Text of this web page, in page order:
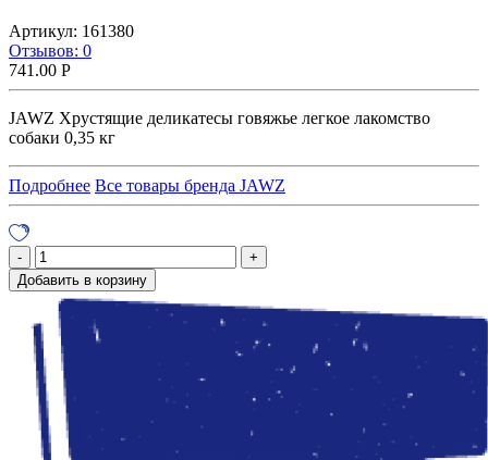
Артикул: 161380
Отзывов: 0
741.00 Р
JAWZ Хрустящие деликатесы говяжье легкое лакомство
собаки 0,35 кг
Подробнее Все товары бренда JAWZ
Добавить в корзину